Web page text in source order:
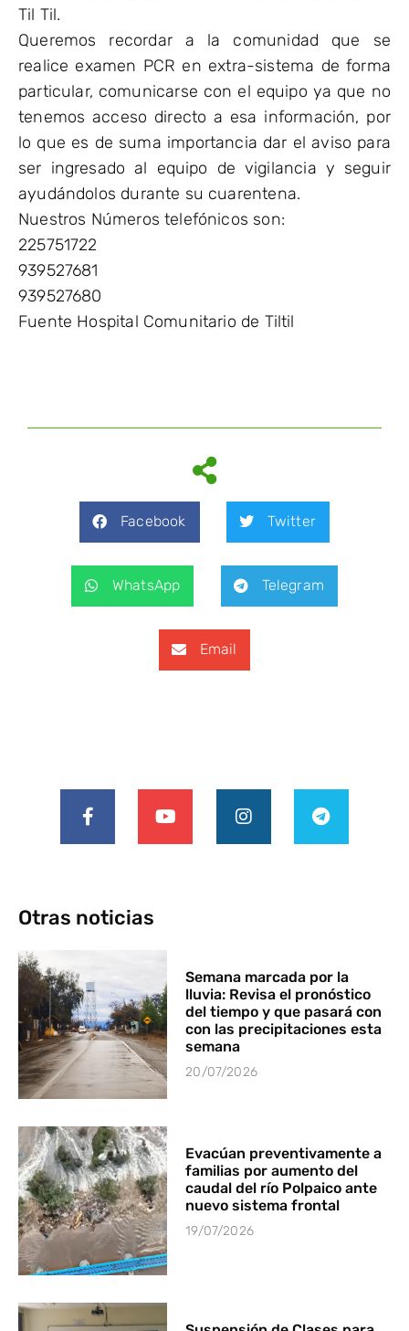
Til Til.
Queremos recordar a la comunidad que se
realice examen PCR en extra-sistema de forma
particular, comunicarse con el equipo ya que no
tenemos acceso directo a esa información, por
lo que es de suma importancia dar el aviso para
ser ingresado al equipo de vigilancia y seguir
ayudándolos durante su cuarentena.
Nuestros Números telefónicos son:
225751722
939527681
939527680
Fuente Hospital Comunitario de Tiltil
Facebook Twitter
WhatsApp Telegram
Email
Otras noticias
Semana marcada por la
lluvia: Revisa el pronóstico
del tiempo y que pasará con
con las precipitaciones esta
semana
20/07/2026
Evacúan preventivamente a
familias por aumento del
caudal del río Polpaico ante
nuevo sistema frontal
19/07/2026